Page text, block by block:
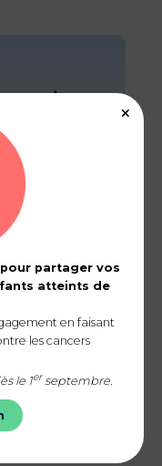
partager vos
atteints de
en faisant
les cancers
le 1er septembre.